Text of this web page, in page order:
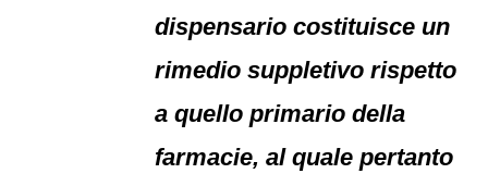
dispensario costituisce un
rimedio suppletivo rispetto
a quello primario della
farmacie, al quale pertanto